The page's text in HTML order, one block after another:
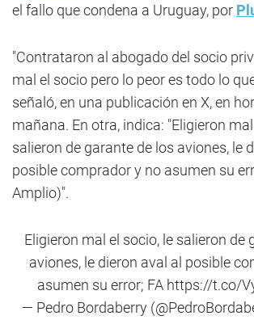
el fallo que condena a Uruguay, por
"Contrataron al abogado del socio
mal el socio pero lo peor es todo lo
señaló, en una publicación en X, en
mañana. En otra, indica: "Eligieron
salieron de garante de los aviones, le
posible comprador y no asumen su
Amplio)".
Eligieron mal el socio, le salieron de
aviones, le dieron aval al posible
asumen su error; FA https://t.co/
— Pedro Bordaberry